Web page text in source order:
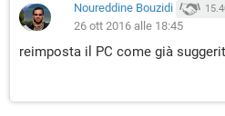
Noureddine Bouzidi
26 ott 2016 alle 18:45
reimposta il PC come già